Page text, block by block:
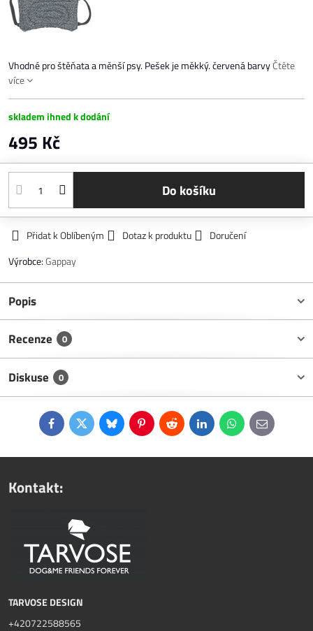
Vhodné pro štěňata a měnší psy. Pešek je měkký. červená barvyČtěte
více
skladem ihned k dodání
495 Kč
Do košíku
Přidat k Oblíbeným Dotaz k produktu
Doručení
Výrobce:Gappay
Popis
Recenze 0
Diskuse 0
FacebookTwitterBlueskyPinterestReddit LinkedInWhatsApp
E-
mail
Kontakt:
TARVOSE DESIGN
+420722588565